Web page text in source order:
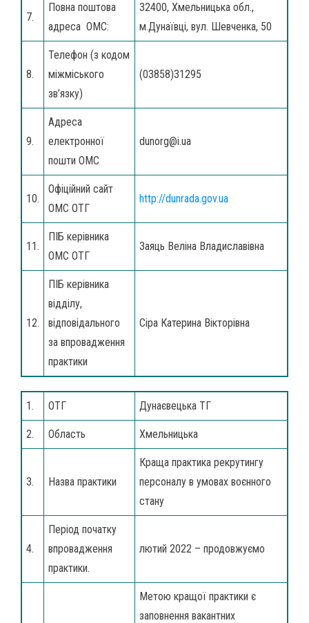
7.
Повна поштова
адреса ОМС:
32400, Хмельницька обл.,
м.Дунаївці, вул. Шевченка, 50
8.
Телефон (з кодом
міжміського
зв’язку)
(03858)31295
9.
Адреса
електронної
пошти ОМС
dunorg@i.ua
10.
Офіційний сайт
ОМС ОТГ
http://dunrada.gov.ua
11.
ПІБ керівника
ОМС ОТГ
Заяць Веліна Владиславівна
12.
ПІБ керівника
відділу,
відповідального
за впровадження
практики
Сіра Катерина Вікторівна
1. ОТГ Дунаєвецька ТГ
2. Область Хмельницька
3. Назва практики
Краща практика рекрутингу
персоналу в умовах воєнного
стану
4.
Період початку
впровадження
практики.
лютий 2022 – продовжуємо
Метою кращої практики є
заповнення вакантних